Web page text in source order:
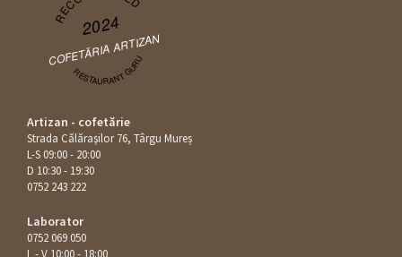
2024
COFETĂRIA ARTIZAN
RESTAURANT GURU
Artizan - cofetărie
Strada Călăraşilor 76, Târgu Mureș
L-S 09:00 - 20:00
D 10:30 - 19:30
0752 243 222
Laborator
0752 069 050
L - V 10:00 - 18:00